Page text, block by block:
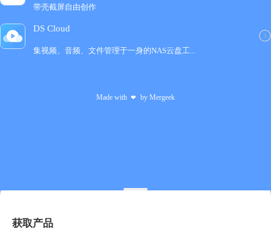
带壳截屏自由创作
DS Cloud
集视频、音频、文件管理于一身的NAS云盘工‪...
Made with ❤ by Mergeek
获取产品